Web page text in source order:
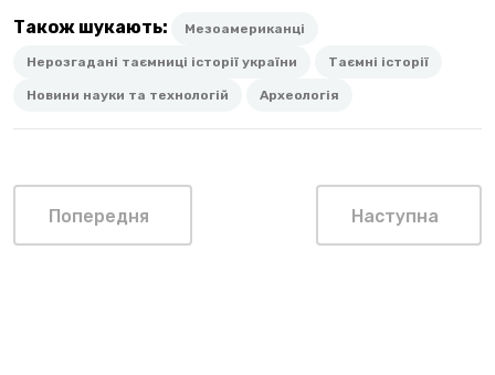
Також шукають: Мезоамериканці
Нерозгадані таємниці історії україни Таємні історії
Новини науки та технологій Археологія
Попередня Наступна